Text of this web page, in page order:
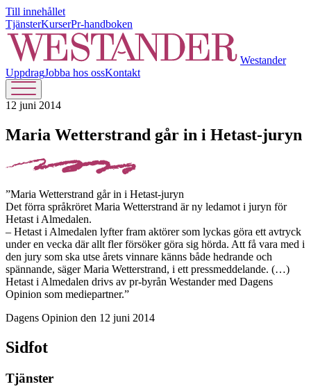
Till innehållet
TjänsterKurserPr-handboken
Westander
UppdragJobba hos ossKontakt
12 juni 2014
Maria Wetterstrand går in i Hetast-juryn
”Maria Wetterstrand går in i Hetast-juryn
Det förra språkröret Maria Wetterstrand är ny ledamot i juryn för
Hetast i Almedalen.
– Hetast i Almedalen lyfter fram aktörer som lyckas göra ett avtryck
under en vecka där allt fler försöker göra sig hörda. Att få vara med i
den jury som ska utse årets vinnare känns både hedrande och
spännande, säger Maria Wetterstrand, i ett pressmeddelande. (…)
Hetast i Almedalen drivs av pr-byrån Westander med Dagens
Opinion som mediepartner.”
Dagens Opinion den 12 juni 2014
Sidfot
Tjänster